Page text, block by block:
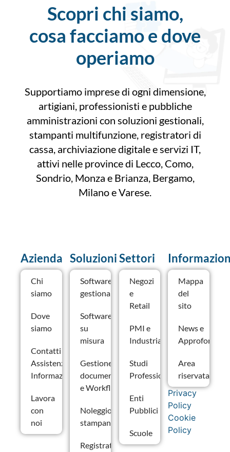
Scopri chi siamo,
cosa facciamo e dove
operiamo
Supportiamo imprese di ogni dimensione,
artigiani, professionisti e pubbliche
amministrazioni con soluzioni gestionali,
stampanti multifunzione, registratori di
cassa, archiviazione digitale e servizi IT,
attivi nelle province di Lecco, Como,
Sondrio, Monza e Brianza, Bergamo,
Milano e Varese.
Azienda
Chi
siamo
Dove
siamo
Contatti –
Assistenza e
Informazioni
Lavora
con
noi
Soluzioni
Software
gestionale
Software
su
misura
Gestione
documentale
e Workflow
Noleggio
stampanti
Registratori
Settori
Negozi
e
Retail
PMI e
Industria
Studi
Professionali
Enti
Pubblici
Scuole
Mappa
del
sito
News e
Area
riservata
Privacy
Policy
Cookie
Policy